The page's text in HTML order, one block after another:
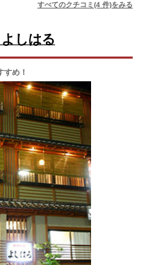
すべてのクチコミ(4 件)をみる
しはる
すめ！